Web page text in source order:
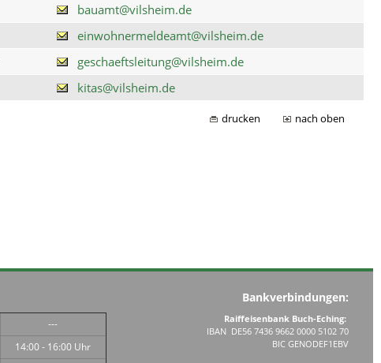
bauamt@vilsheim.de
einwohnermeldeamt@vilsheim.de
geschaeftsleitung@vilsheim.de
kitas@vilsheim.de
drucken nach oben
---
14:00 - 16:00 Uhr
Bankverbindungen:
Raiffeisenbank Buch-Eching:
IBAN DE56 7436 9662 0000 5102 70
BIC GENODEF1EBV